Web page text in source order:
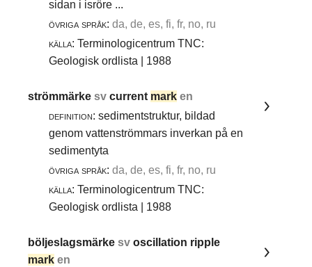
sidan i isröre ...
övriga språk: da, de, es, fi, fr, no, ru
källa: Terminologicentrum TNC:
Geologisk ordlista | 1988
strömmärkesvcurrent mark en
definition: sedimentstruktur, bildad
genom vattenströmmars inverkan på en
sedimentyta
övriga språk: da, de, es, fi, fr, no, ru
källa: Terminologicentrum TNC:
Geologisk ordlista | 1988
böljeslagsmärkesvoscillation ripple
mark en